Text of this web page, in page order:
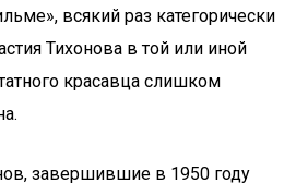
всякий раз категорически
Тихонова в той или иной
красавца слишком
завершившие в 1950 году